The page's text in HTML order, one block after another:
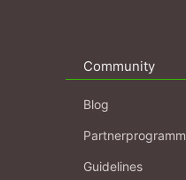
Community
Blog
Partnerprogramm
Guidelines